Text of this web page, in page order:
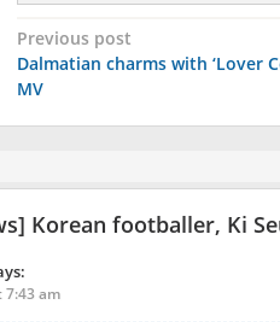
Post
navigation
Previous post
Dalmatian charms with ‘Lover
MV
Korean footballer, Ki
7:43 am